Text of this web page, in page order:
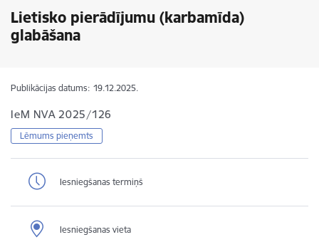
Lietisko pierādījumu (karbamīda)
glabāšana
Publikācijas datums: 19.12.2025.
IeM NVA 2025/126
Lēmums pieņemts
Iesniegšanas termiņš
Iesniegšanas vieta